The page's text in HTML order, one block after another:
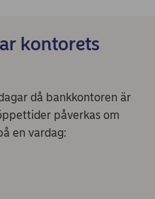
kontorets
då bankkontoren är
påverkas om
en vardag: